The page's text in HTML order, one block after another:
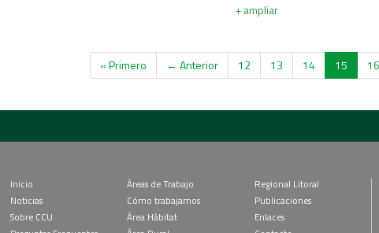
+ ampliar
« Primero ← Anterior 12 13 14 15 16
Inicio
Noticias
Sobre CCU
Áreas de Trabajo
Cómo trabajamos
Área Hábitat
Regional Litoral
Publicaciones
Enlaces